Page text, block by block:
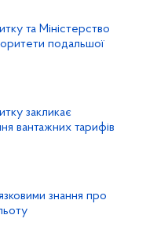
та Міністерство
подальшої
закликає
вантажних тарифів
знання про